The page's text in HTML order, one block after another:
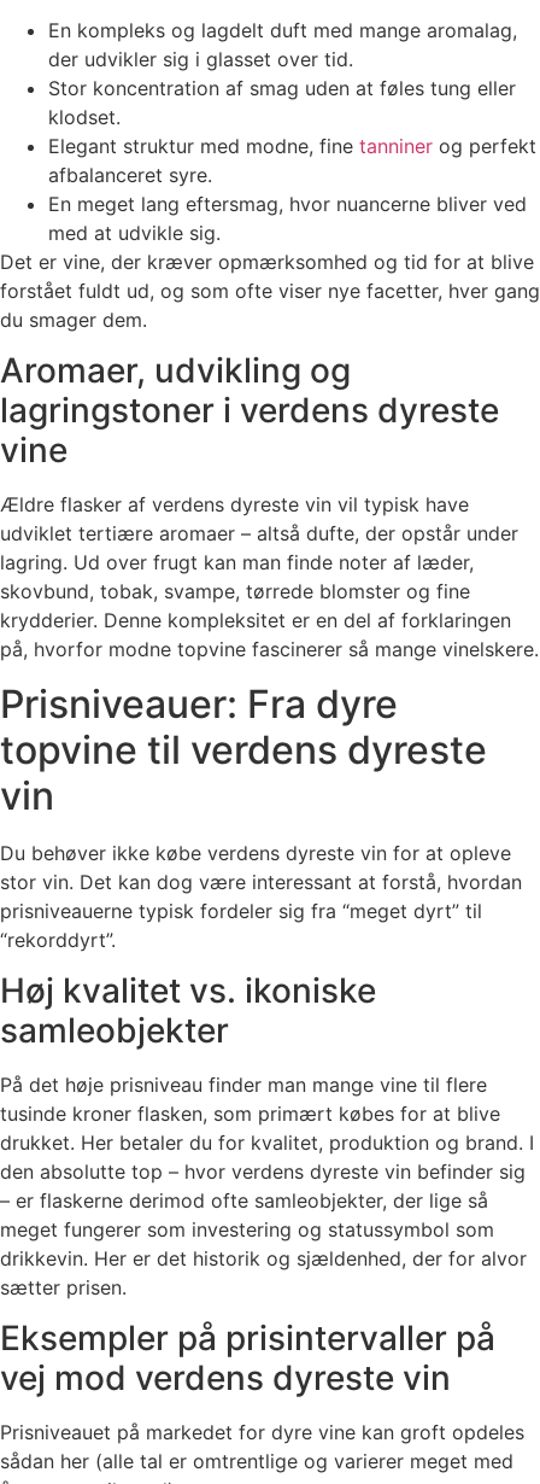
En kompleks og lagdelt duft med mange aromalag,
der udvikler sig i glasset over tid.
Stor koncentration af smag uden at føles tung eller
klodset.
Elegant struktur med modne, fine tanniner og perfekt
afbalanceret syre.
En meget lang eftersmag, hvor nuancerne bliver ved
med at udvikle sig.
Det er vine, der kræver opmærksomhed og tid for at blive
forstået fuldt ud, og som ofte viser nye facetter, hver gang
du smager dem.
Aromaer, udvikling og
lagringstoner i verdens dyreste
vine
Ældre flasker af verdens dyreste vin vil typisk have
udviklet tertiære aromaer – altså dufte, der opstår under
lagring. Ud over frugt kan man finde noter af læder,
skovbund, tobak, svampe, tørrede blomster og fine
krydderier. Denne kompleksitet er en del af forklaringen
på, hvorfor modne topvine fascinerer så mange vinelskere.
Prisniveauer: Fra dyre
topvine til verdens dyreste
vin
Du behøver ikke købe verdens dyreste vin for at opleve
stor vin. Det kan dog være interessant at forstå, hvordan
prisniveauerne typisk fordeler sig fra “meget dyrt” til
“rekorddyrt”.
Høj kvalitet vs. ikoniske
samleobjekter
På det høje prisniveau finder man mange vine til flere
tusinde kroner flasken, som primært købes for at blive
drukket. Her betaler du for kvalitet, produktion og brand. I
den absolutte top – hvor verdens dyreste vin befinder sig
– er flaskerne derimod ofte samleobjekter, der lige så
meget fungerer som investering og statussymbol som
drikkevin. Her er det historik og sjældenhed, der for alvor
sætter prisen.
Eksempler på prisintervaller på
vej mod verdens dyreste vin
Prisniveauet på markedet for dyre vine kan groft opdeles
sådan her (alle tal er omtrentlige og varierer meget med